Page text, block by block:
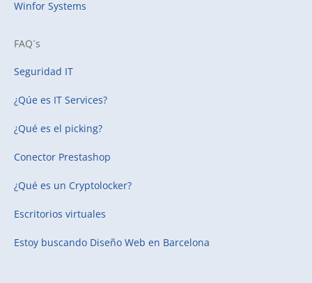
Winfor Systems
FAQ´s
Seguridad IT
¿Qúe es IT Services?
¿Qué es el picking?
Conector Prestashop
¿Qué es un Cryptolocker?
Escritorios virtuales
Estoy buscando Diseño Web en Barcelona